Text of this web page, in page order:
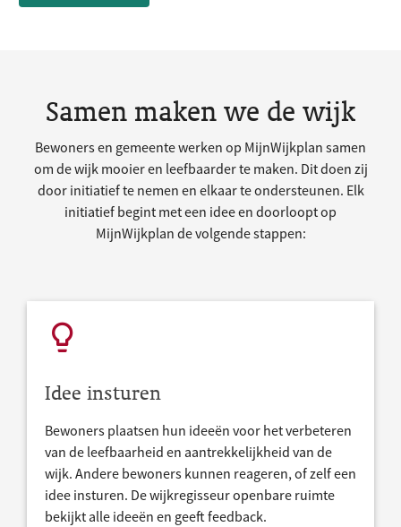
Samen maken we de wijk
Bewoners en gemeente werken op MijnWijkplan samen
om de wijk mooier en leefbaarder te maken. Dit doen zij
door initiatief te nemen en elkaar te ondersteunen. Elk
initiatief begint met een idee en doorloopt op
MijnWijkplan de volgende stappen:
Idee insturen
Bewoners plaatsen hun ideeën voor het verbeteren
van de leefbaarheid en aantrekkelijkheid van de
wijk. Andere bewoners kunnen reageren, of zelf een
idee insturen. De wijkregisseur openbare ruimte
bekijkt alle ideeën en geeft feedback.